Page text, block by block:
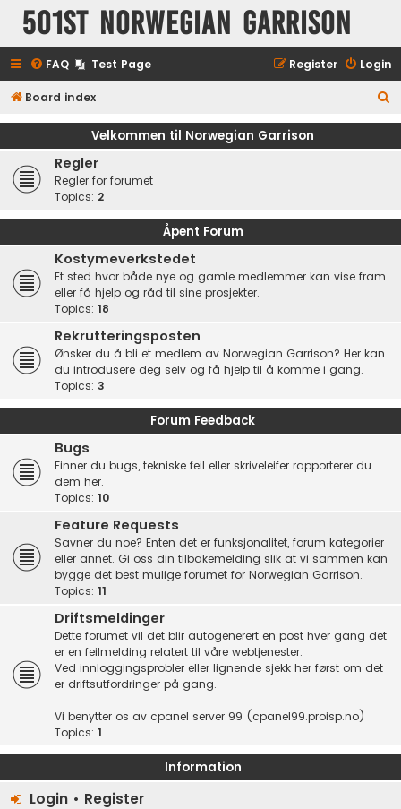
501st Norwegian Garrison
FAQ Test Page Login
Register
Board index
e
Velkommen til Norwegian Garrison
Regler
Regler for forumet
Topics: 2
Åpent Forum
Kostymeverkstedet
Et sted hvor både nye og gamle medlemmer kan vise fram
eller få hjelp og råd til sine prosjekter.
Topics: 18
Rekrutteringsposten
Ønsker du å bli et medlem av Norwegian Garrison? Her kan
du introdusere deg selv og få hjelp til å komme i gang.
Topics: 3
Forum Feedback
Bugs
Finner du bugs, tekniske feil eller skriveleifer rapporterer du
dem her.
Topics: 10
Feature Requests
Savner du noe? Enten det er funksjonalitet, forum kategorier
eller annet. Gi oss din tilbakemelding slik at vi sammen kan
bygge det best mulige forumet for Norwegian Garrison.
Topics: 11
Driftsmeldinger
Dette forumet vil det blir autogenerert en post hver gang det
er en feilmelding relatert til våre webtjenester.
Ved innloggingsprobler eller lignende sjekk her først om det
er driftsutfordringer på gang.
Vi benytter os av cpanel server 99 (cpanel99.proisp.no)
Topics: 1
Information
Login • Register